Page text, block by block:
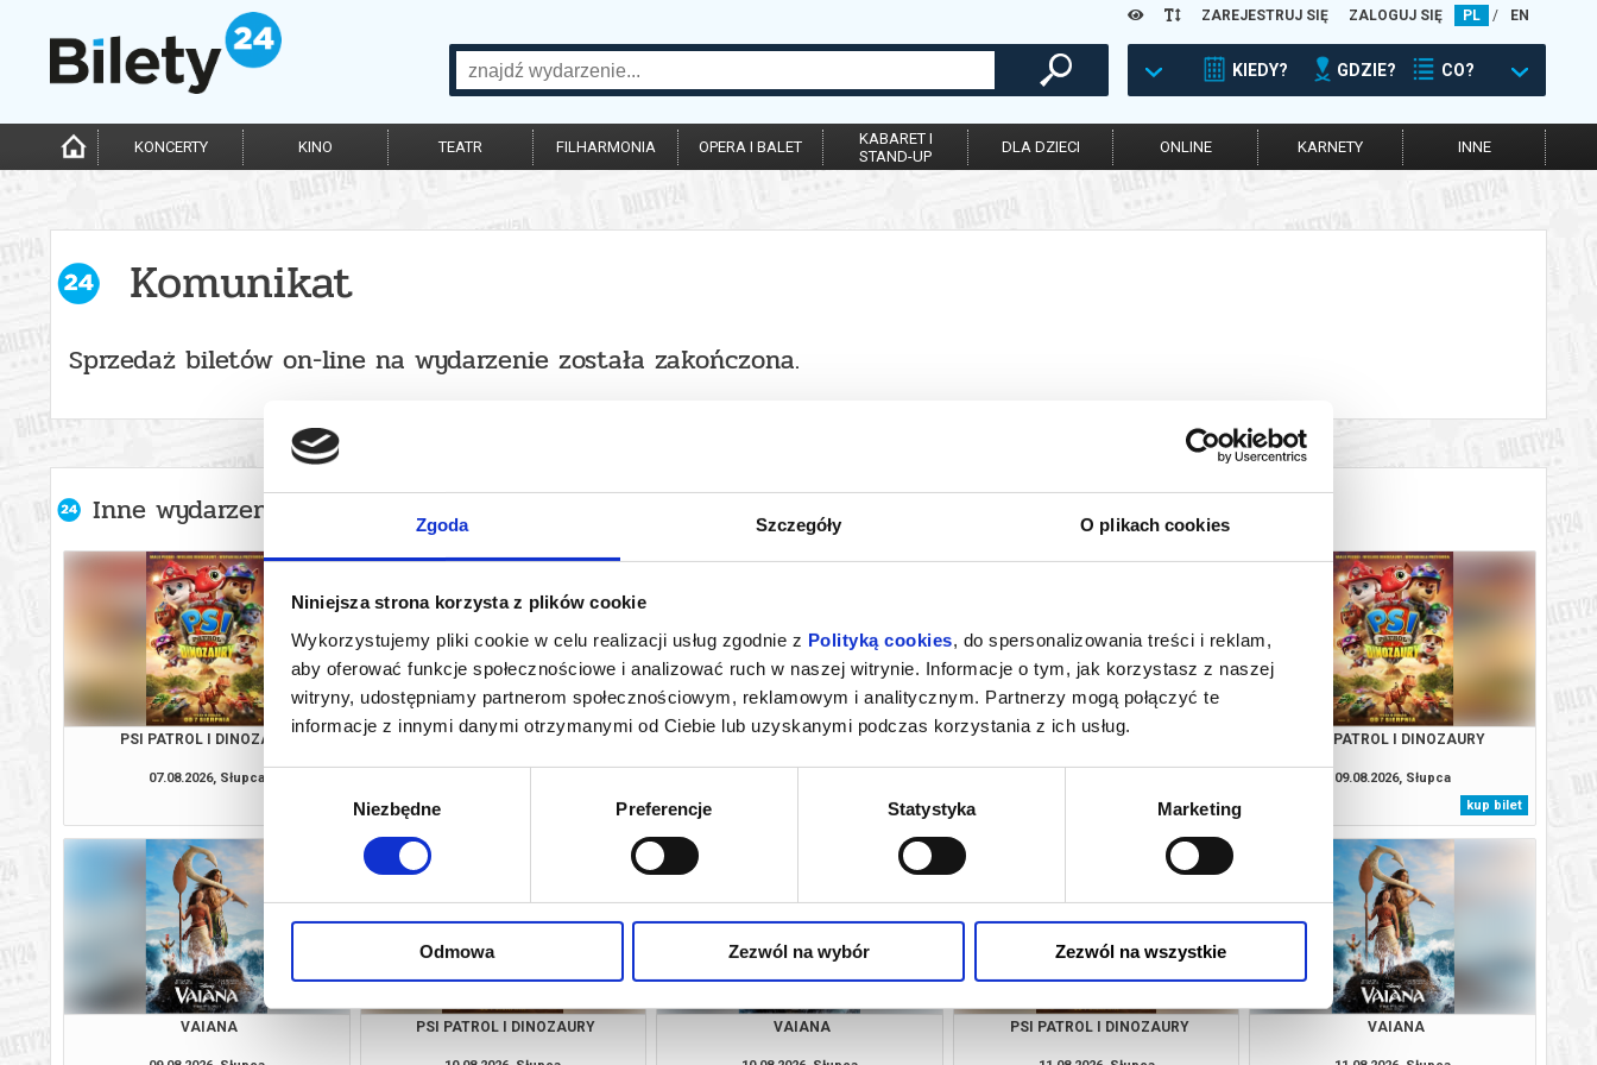
Zgoda Szczegóły O plikach cookies
Niniejsza strona korzysta z plików cookie
Wykorzystujemy pliki cookie w celu realizacji usług zgodnie z Polityką cookies, do spersonalizowania treści i reklam,
aby oferować funkcje społecznościowe i analizować ruch w naszej witrynie. Informacje o tym, jak korzystasz z naszej
witryny, udostępniamy partnerom społecznościowym, reklamowym i analitycznym. Partnerzy mogą połączyć te
informacje z innymi danymi otrzymanymi od Ciebie lub uzyskanymi podczas korzystania z ich usług.
Wybór
Niezbędne Preferencje Statystyka Marketing
Odmowa Zezwól na wybór Zezwól na wszystkie
ZAREJESTRUJ SIĘ ZALOGUJ SIĘ PL / EN
KIEDY? GDZIE? CO?
KONCERTY KINO TEATR FILHARMONIA OPERA I BALET
KABARET I
STAND-UP
DLA DZIECI ONLINE KARNETY INNE
Komunikat
Sprzedaż biletów on-line na wydarzenie została zakończona.
Inne wydarzenia organizatora
PSI PATROL I DINOZAURY
07.08.2026, Słupca
VAIANA
kup bilet
PSI PATROL I DINOZAURY
kup bilet
VAIANA
kup bilet
PSI PATROL I DINOZAURY
09.08.2026, Słupca
kup bilet
VAIANA PSI PATROL I DINOZAURY VAIANA PSI PATROL I DINOZAURY VAIANA